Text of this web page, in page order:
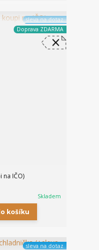
sleva na dotaz
Doprava ZDARMA
na IČO)
Skladem
košíku
sleva na dotaz